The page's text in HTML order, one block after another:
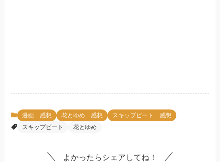
漫画 感想 花とゆめ 感想
スキップビート 感想
スキップビート
花とゆめ
よかったらシェアしてね！